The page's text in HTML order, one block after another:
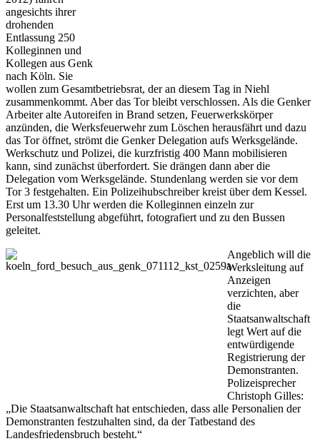
angesichts ihrer
drohenden
Entlassung 250
Kolleginnen und
Kollegen aus Genk
nach Köln. Sie
wollen zum Gesamtbetriebsrat, der an diesem Tag in Niehl
zusammenkommt. Aber das Tor bleibt verschlossen. Als die Genker
Arbeiter alte Autoreifen in Brand setzen, Feuerwerkskörper
anzünden, die Werksfeuerwehr zum Löschen herausfährt und dazu
das Tor öffnet, strömt die Genker Delegation aufs Werksgelände.
Werkschutz und Polizei, die kurzfristig 400 Mann mobilisieren
kann, sind zunächst überfordert. Sie drängen dann aber die
Delegation vom Werksgelände. Stundenlang werden sie vor dem
Tor 3 festgehalten. Ein Polizeihubschreiber kreist über dem Kessel.
Erst um 13.30 Uhr werden die Kolleginnen einzeln zur
Personalfeststellung abgeführt, fotografiert und zu den Bussen
geleitet.
Angeblich will die
Werksleitung auf
Anzeigen
verzichten, aber
die
Staatsanwaltschaft
legt Wert auf die
entwürdigende
Registrierung der
Demonstranten.
Polizeisprecher
Christoph Gilles:
„Die Staatsanwaltschaft hat entschieden, dass alle Personalien der
Demonstranten festzuhalten sind, da der Tatbestand des
Landesfriedensbruch besteht.“